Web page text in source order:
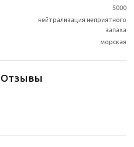
5000
нейтрализация неприятного
запаха
морская
Отзывы